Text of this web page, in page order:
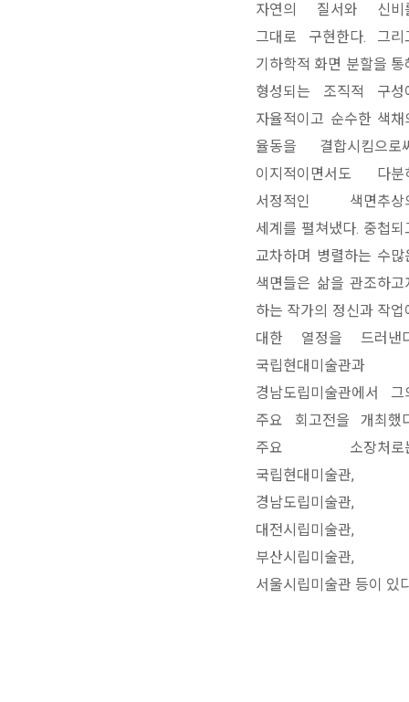
자연의 질서와 신비
그대로 구현한다. 그리
기하학적 화면 분할을 통
형성되는 조직적 구성
자율적이고 순수한 색채
율동을 결합시킴으로
이지적이면서도 다분
서정적인 색면추상
세계를 펼쳐냈다. 중첩되
교차하며 병렬하는 수많
색면들은 삶을 관조하고
하는 작가의 정신과 작업
대한 열정을 드러낸
국립현대미술관과
경남도립미술관에서 그
주요 회고전을 개최했
주요 소장처로
국립현대미술관,
경남도립미술관,
대전시립미술관,
부산시립미술관,
서울시립미술관 등이 있